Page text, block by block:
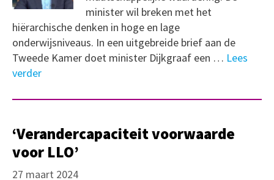
minister wil breken met het
hiërarchische denken in hoge en lage
onderwijsniveaus. In een uitgebreide brief aan de
Tweede Kamer doet minister Dijkgraaf een … Lees
verder
‘Verandercapaciteit voorwaarde
voor LLO’
27 maart 2024